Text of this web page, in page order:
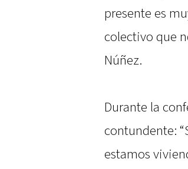
presente es
colectivo que
Núñez.
Durante la
contundente:
estamos